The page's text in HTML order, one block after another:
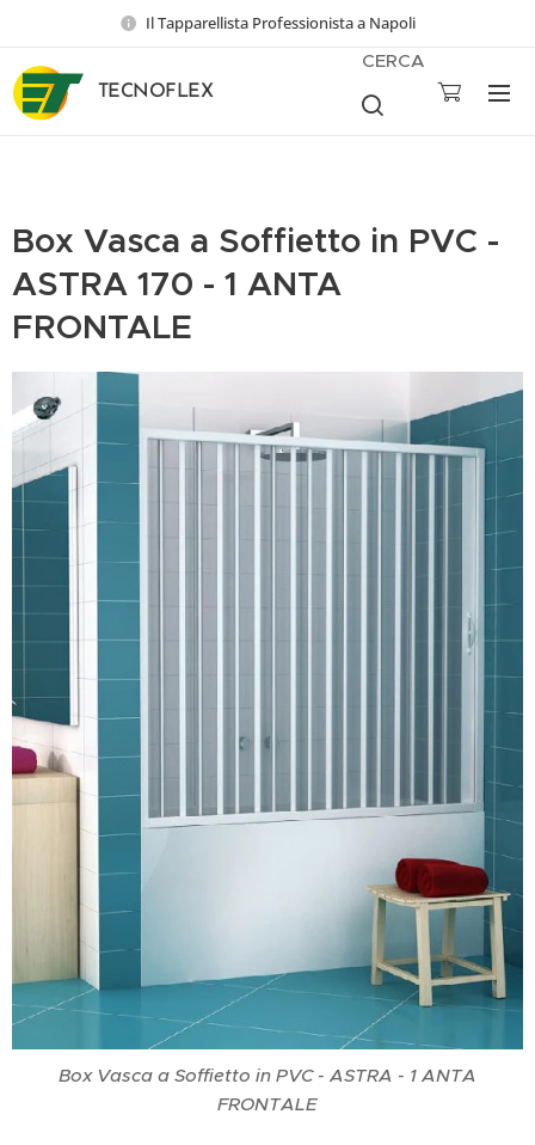
Il Tapparellista Professionista a Napoli
TECNOFLEX
CERCA
Box Vasca a Soffietto in PVC -
ASTRA 170 - 1 ANTA
FRONTALE
Box Vasca a Soffietto in PVC - ASTRA - 1 ANTA
FRONTALE